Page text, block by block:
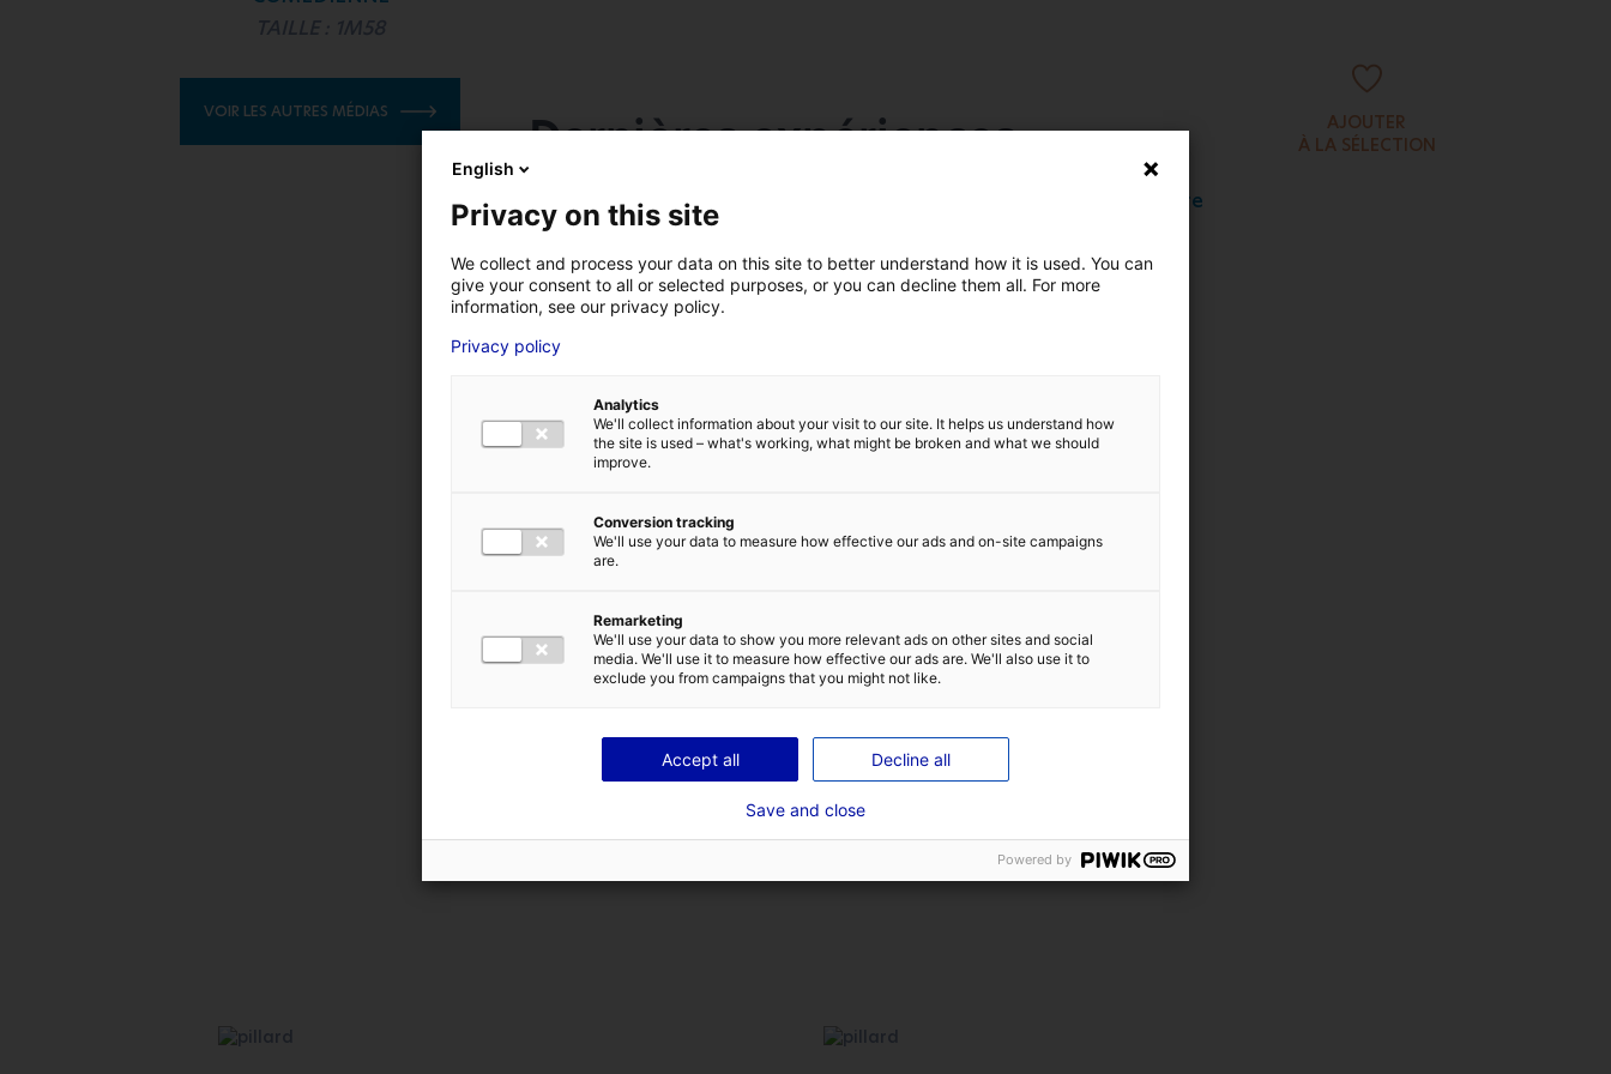
TAILLE : 1M58
VOIR LES AUTRES MÉDIAS Dernières expériences
Acteur de complément dans "publicité campagne nationale fenêtre
Jeanneau pour la Télévision " et si tout le quartier s?arrêtait..."
Publicité
Décembre 2025
Acteur dans "artiste"
Court Métrage (Carnac - collectif "hors champ)
Acteur dans "rôle principale"
Court Métrage (3IS)
Comédien dans "comédienne pour un petit rôle"
Les compétences
AJOUTER
À LA SÉLECTION
English
Privacy on this site
We collect and process your data on this site to better understand how it is used. You can
give your consent to all or selected purposes, or you can decline them all. For more
information, see our privacy policy.
Privacy policy
Analytics
We'll collect information about your visit to our site. It helps us understand how
the site is used – what's working, what might be broken and what we should
improve.
Conversion tracking
We'll use your data to measure how effective our ads and on-site campaigns
are.
Remarketing
We'll use your data to show you more relevant ads on other sites and social
media. We'll use it to measure how effective our ads are. We'll also use it to
exclude you from campaigns that you might not like.
Accept all Decline all
Save and close
Powered by